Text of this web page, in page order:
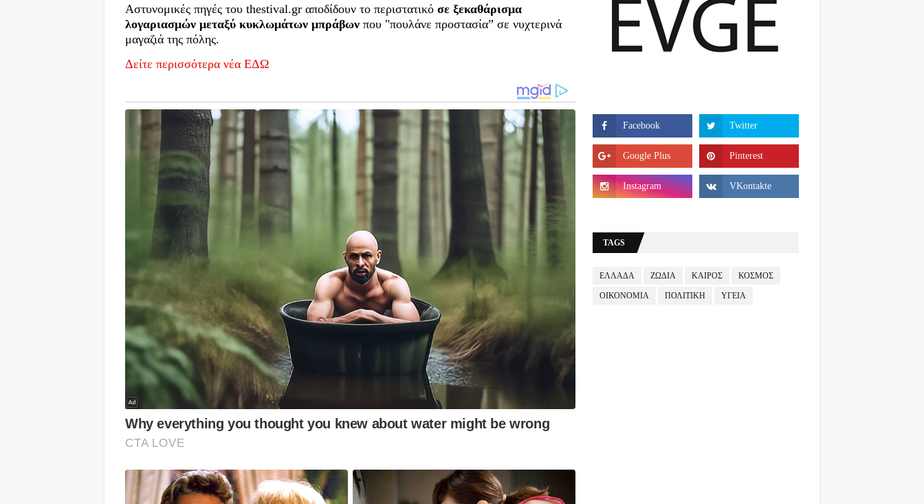
Αστυνομικές πηγές του thestival.gr αποδίδουν το περιστατικό σε ξεκαθάρισμα
λογαριασμών μεταξύ κυκλωμάτων μπράβων που "πουλάνε προστασία” σε νυχτερινά
μαγαζιά της πόλης.
Δείτε περισσότερα νέα ΕΔΩ
TAGS
ΕΛΛΑΔΑ ΖΩΔΙΑ ΚΑΙΡΟΣ ΚΟΣΜΟΣ
ΟΙΚΟΝΟΜΙΑ ΠΟΛΙΤΙΚΗ ΥΓΕΙΑ